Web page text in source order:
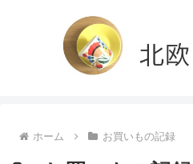
ホーム お買いもの記録